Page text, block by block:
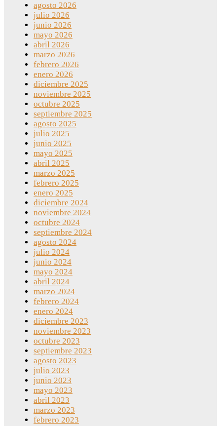
agosto 2026
julio 2026
junio 2026
mayo 2026
abril 2026
marzo 2026
febrero 2026
enero 2026
diciembre 2025
noviembre 2025
octubre 2025
septiembre 2025
agosto 2025
julio 2025
junio 2025
mayo 2025
abril 2025
marzo 2025
febrero 2025
enero 2025
diciembre 2024
noviembre 2024
octubre 2024
septiembre 2024
agosto 2024
julio 2024
junio 2024
mayo 2024
abril 2024
marzo 2024
febrero 2024
enero 2024
diciembre 2023
noviembre 2023
octubre 2023
septiembre 2023
agosto 2023
julio 2023
junio 2023
mayo 2023
abril 2023
marzo 2023
febrero 2023